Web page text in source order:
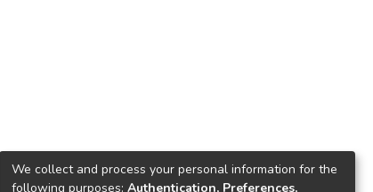
We collect and process your personal information for the
following purposes: Authentication, Preferences,